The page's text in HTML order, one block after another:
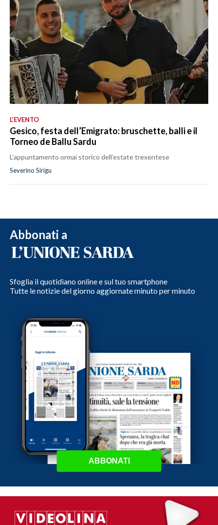
L’EVENTO
Gesico, festa dell’Emigrato: bruschette, balli e il
Torneo de Ballu Sardu
L’appuntamento ormai storico dell’estate trexentese
Severino Sirigu
Abbonati a
Sfoglia il quotidiano online e sul tuo smartphone
Tutte le notizie del giorno aggiornate minuto per minuto
ABBONATI